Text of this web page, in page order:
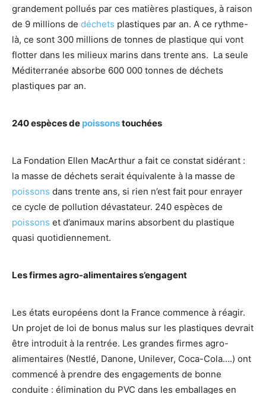
grandement pollués par ces matières plastiques, à raison
de 9 millions de déchets plastiques par an. A ce rythme-
là, ce sont 300 millions de tonnes de plastique qui vont
flotter dans les milieux marins dans trente ans. La seule
Méditerranée absorbe 600 000 tonnes de déchets
plastiques par an.
240 espèces de poissonstouchées
La Fondation Ellen MacArthur a fait ce constat sidérant :
la masse de déchets serait équivalente à la masse de
poissons dans trente ans, si rien n’est fait pour enrayer
ce cycle de pollution dévastateur. 240 espèces de
poissons et d’animaux marins absorbent du plastique
quasi quotidiennement.
Les firmes agro-alimentaires s’engagent
Les états européens dont la France commence à réagir.
Un projet de loi de bonus malus sur les plastiques devrait
être introduit à la rentrée. Les grandes firmes agro-
alimentaires (Nestlé, Danone, Unilever, Coca-Cola….) ont
commencé à prendre des engagements de bonne
conduite : élimination du PVC dans les emballages en